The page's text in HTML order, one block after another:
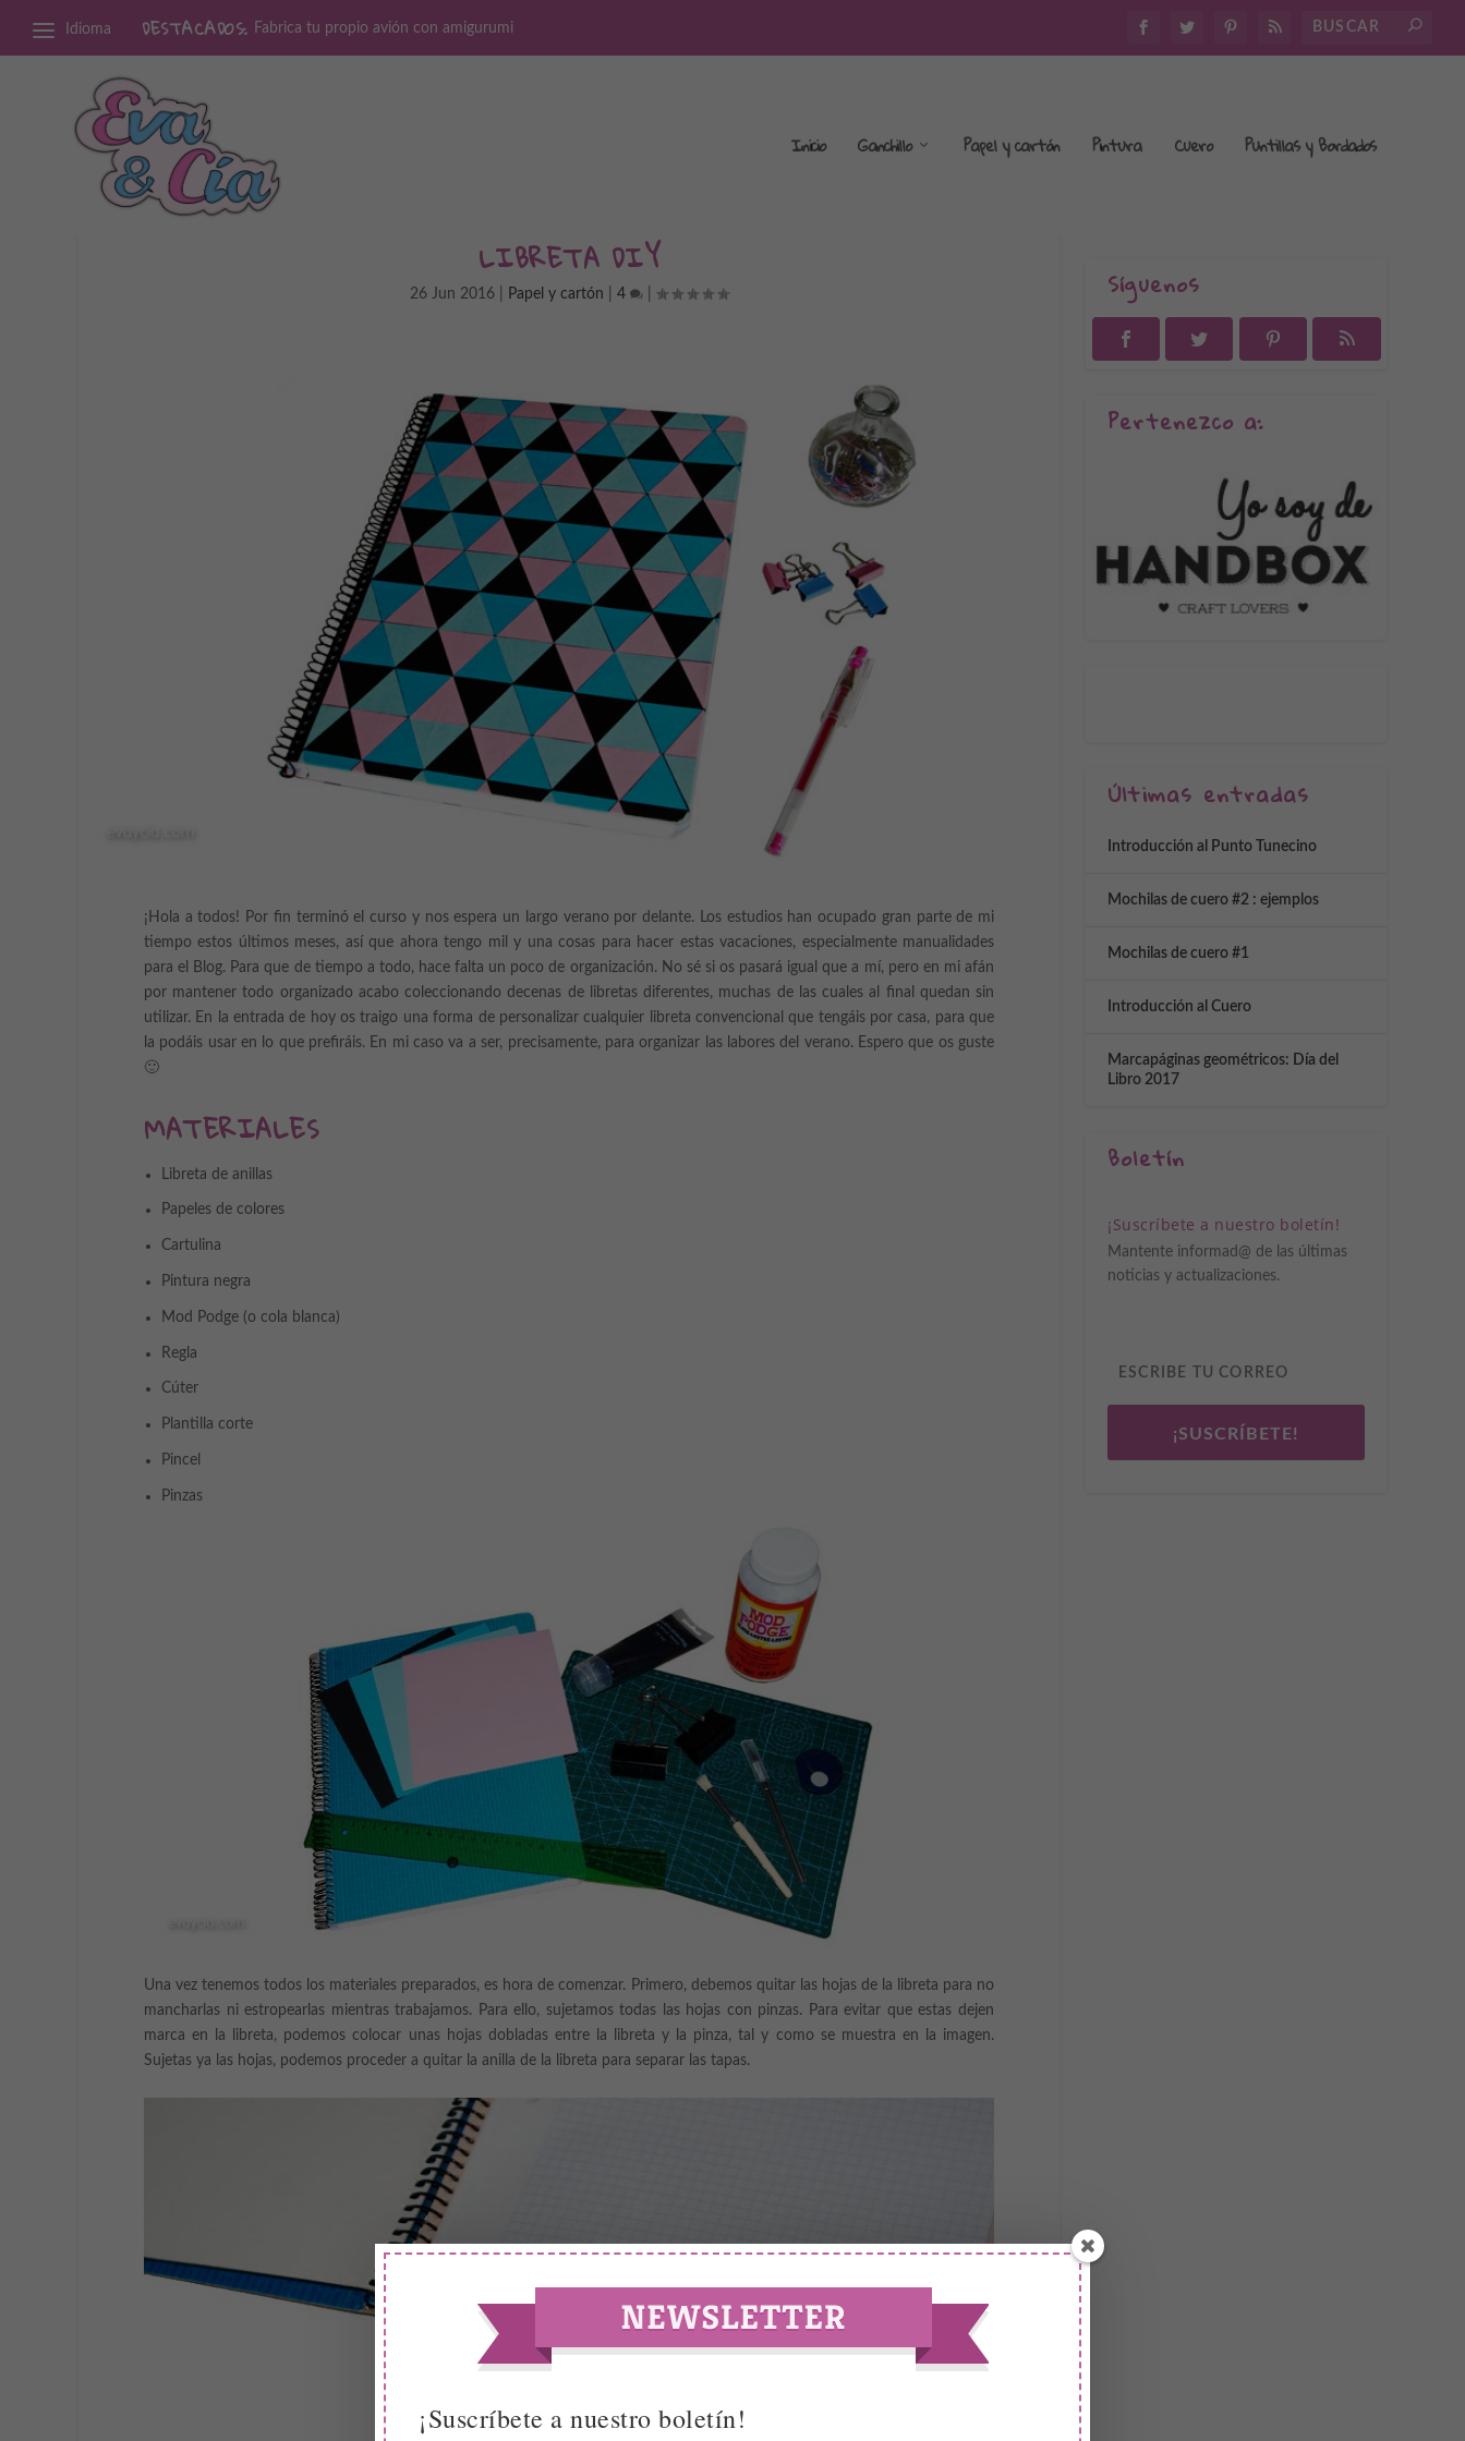
Idioma DESTACADOS: Fabrica tu propio avión con amigurumi
Inicio Ganchillo Papel y cartón Pintura Cuero Puntillas y Bordados
LIBRETA DIY
26 Jun 2016 Papel y cartón 4
¡Hola a todos! Por fin terminó el curso y nos espera un largo verano por delante. Los estudios han ocupado gran parte de mi
tiempo estos últimos meses, así que ahora tengo mil y una cosas para hacer estas vacaciones, especialmente manualidades
para el Blog. Para que de tiempo a todo, hace falta un poco de organización. No sé si os pasará igual que a mí, pero en mi afán
por mantener todo organizado acabo coleccionando decenas de libretas diferentes, muchas de las cuales al final quedan sin
utilizar. En la entrada de hoy os traigo una forma de personalizar cualquier libreta convencional que tengáis por casa, para que
la podáis usar en lo que prefiráis. En mi caso va a ser, precisamente, para organizar las labores del verano. Espero que os guste
🙂
MATERIALES
Libreta de anillas
Papeles de colores
Cartulina
Pintura negra
Mod Podge (o cola blanca)
Regla
Cúter
Plantilla corte
Pincel
Pinzas
Una vez tenemos todos los materiales preparados, es hora de comenzar. Primero, debemos quitar las hojas de la libreta para no
mancharlas ni estropearlas mientras trabajamos. Para ello, sujetamos todas las hojas con pinzas. Para evitar que estas dejen
marca en la libreta, podemos colocar unas hojas dobladas entre la libreta y la pinza, tal y como se muestra en la imagen.
Sujetas ya las hojas, podemos proceder a quitar la anilla de la libreta para separar las tapas.
Síguenos
Pertenezco a:
Últimas entradas
Introducción al Punto Tunecino
Mochilas de cuero #2 : ejemplos
Mochilas de cuero #1
Introducción al Cuero
Marcapáginas geométricos: Día del
Libro 2017
Boletín
¡Suscríbete a nuestro boletín!
Mantente informad@ de las últimas
noticias y actualizaciones.
¡SUSCRÍBETE!
¡Suscríbete a nuestro boletín!